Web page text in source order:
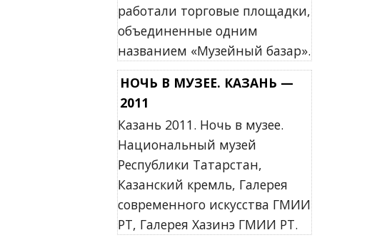
работали торговые площадки,
объединенные одним
названием «Музейный базар».
НОЧЬ В МУЗЕЕ. КАЗАНЬ —
2011
Казань 2011. Ночь в музее.
Национальный музей
Республики Татарстан,
Казанский кремль, Галерея
современного искусства ГМИИ
РТ, Галерея Хазинэ ГМИИ РТ.